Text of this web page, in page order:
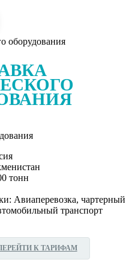
оборудования
тонн
Авиаперевозка, чартерный
транспорт
К ТАРИФАМ